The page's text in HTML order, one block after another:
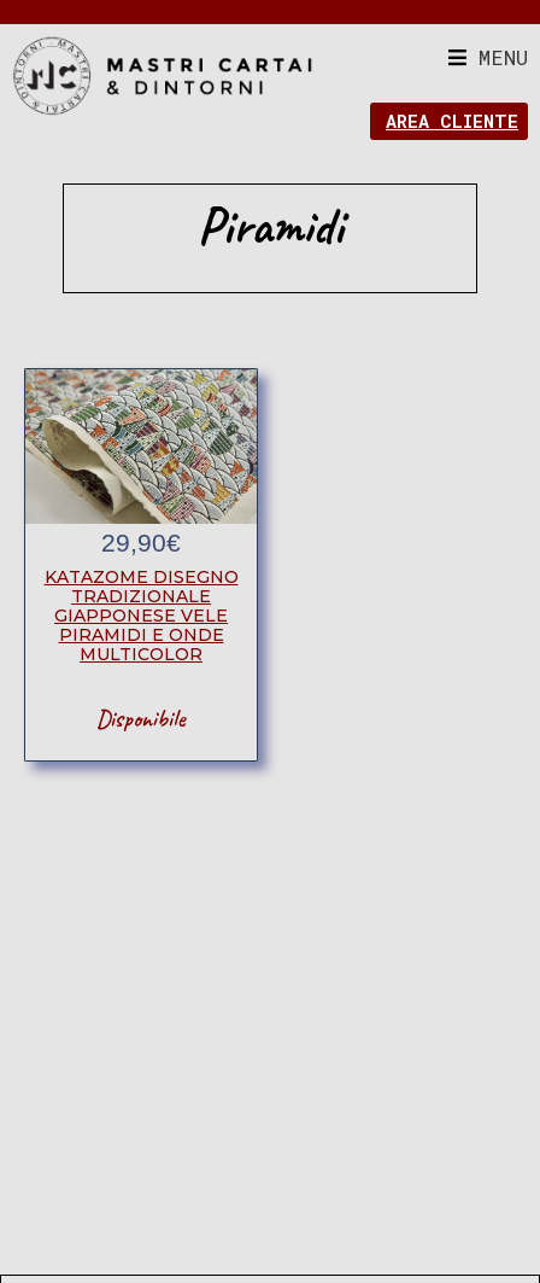
MENU
AREA CLIENTE
Piramidi
29,90€
KATAZOME DISEGNO
TRADIZIONALE
GIAPPONESE VELE
PIRAMIDI E ONDE
MULTICOLOR
Disponibile